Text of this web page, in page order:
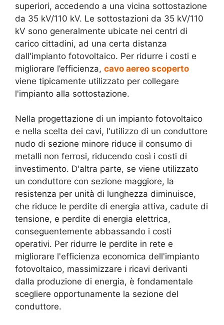
superiori, accedendo a una vicina sottostazione
da 35 kV/110 kV. Le sottostazioni da 35 kV/110
kV sono generalmente ubicate nei centri di
carico cittadini, ad una certa distanza
dall'impianto fotovoltaico. Per ridurre i costi e
migliorare l’efficienza, cavo aereo scoperto
viene tipicamente utilizzato per collegare
l'impianto alla sottostazione.
Nella progettazione di un impianto fotovoltaico
e nella scelta dei cavi, l'utilizzo di un conduttore
nudo di sezione minore riduce il consumo di
metalli non ferrosi, riducendo così i costi di
investimento. D'altra parte, se viene utilizzato
un conduttore con sezione maggiore, la
resistenza per unità di lunghezza diminuisce,
che riduce le perdite di energia attiva, cadute di
tensione, e perdite di energia elettrica,
conseguentemente abbassando i costi
operativi. Per ridurre le perdite in rete e
migliorare l'efficienza economica dell'impianto
fotovoltaico, massimizzare i ricavi derivanti
dalla produzione di energia, è fondamentale
scegliere opportunamente la sezione del
conduttore.